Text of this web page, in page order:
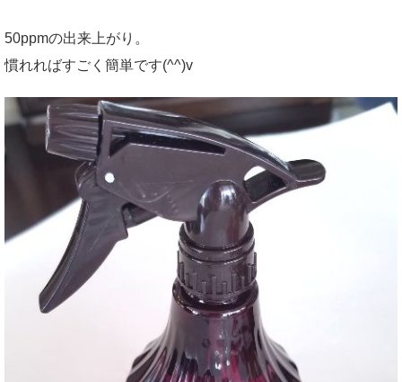
50ppmの出来上がり。
慣れればすごく簡単です(^^)v